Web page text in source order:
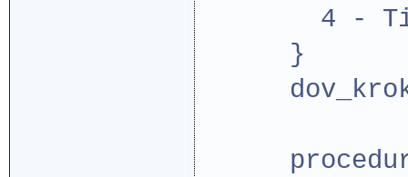
4 - Тікаю
}
dov_krok
procedure